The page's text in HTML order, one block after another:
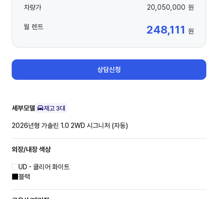
차량가 20,050,000 원
월 렌트 248,111 원
상담신청
세부모델 재고 3대
2026년형 가솔린 1.0 2WD시그니처 (자동)
외장/내장색상
UD - 클리어 화이트
블랙